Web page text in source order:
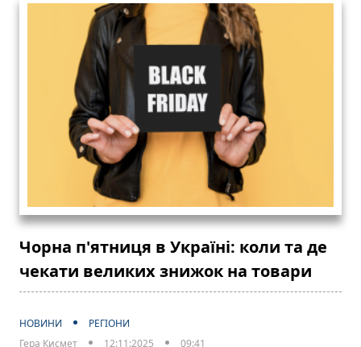
Чорна п'ятниця в Україні: коли та де
чекати великих знижок на товари
НОВИНИ
РЕГІОНИ
Гера Кисмет
12:11:2025 09:41